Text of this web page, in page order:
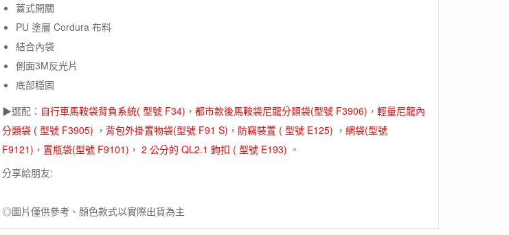
馬
鞍
肩
背
包
對)
(需
購
架)
德
國
蓋式開關
PU 塗層 Cordura 布料
結合內袋
側面3M反光片
底部穩固
▶選配： 自行車馬鞍袋背負系統( 型號 F34) ， 都市款後馬鞍袋尼龍分類袋(型號 F3906) ， 輕量尼龍內
分類袋 ( 型號 F3905) ， 背包外掛置物袋(型號 F91 S) ， 防竊裝置 ( 型號 E125) ， 網袋(型號
F9121) ， 置瓶袋(型號 F9101) ， 2 公分的 QL2.1 鉤扣 ( 型號 E193) 。
分享給朋友:
◎圖片僅供參考、顏色款式以實際出貨為主